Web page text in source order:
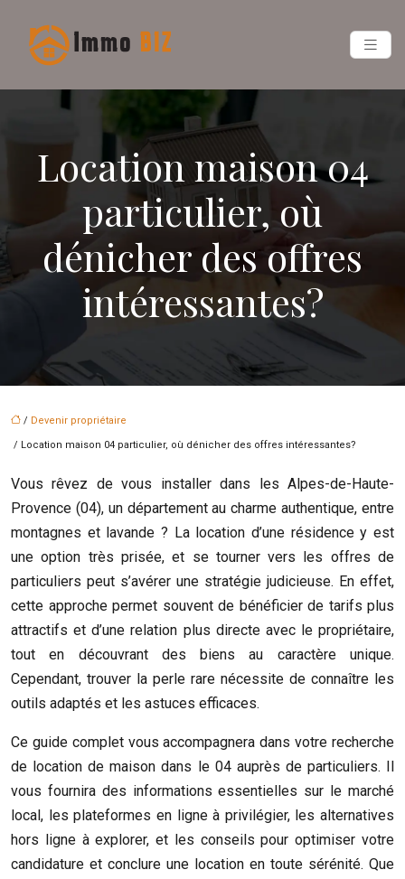
Location maison 04
particulier, où
dénicher des offres
intéressantes?
/ Devenir propriétaire
/ Location maison 04 particulier, où dénicher des offres intéressantes?
Vous rêvez de vous installer dans les Alpes-de-Haute-
Provence (04), un département au charme authentique, entre
montagnes et lavande ? La location d’une résidence y est
une option très prisée, et se tourner vers les offres de
particuliers peut s’avérer une stratégie judicieuse. En effet,
cette approche permet souvent de bénéficier de tarifs plus
attractifs et d’une relation plus directe avec le propriétaire,
tout en découvrant des biens au caractère unique.
Cependant, trouver la perle rare nécessite de connaître les
outils adaptés et les astuces efficaces.
Ce guide complet vous accompagnera dans votre recherche
de location de maison dans le 04 auprès de particuliers. Il
vous fournira des informations essentielles sur le marché
local, les plateformes en ligne à privilégier, les alternatives
hors ligne à explorer, et les conseils pour optimiser votre
candidature et conclure une location en toute sérénité. Que